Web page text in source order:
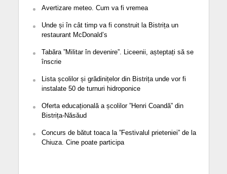
Avertizare meteo. Cum va fi vremea
Unde și în cât timp va fi construit la Bistrița un
restaurant McDonald’s
Tabăra ”Militar în devenire”. Liceenii, așteptați să se
înscrie
Lista școlilor și grădinițelor din Bistrița unde vor fi
instalate 50 de turnuri hidroponice
Oferta educațională a școlilor ”Henri Coandă” din
Bistrița-Năsăud
Concurs de bătut toaca la ”Festivalul prieteniei” de la
Chiuza. Cine poate participa